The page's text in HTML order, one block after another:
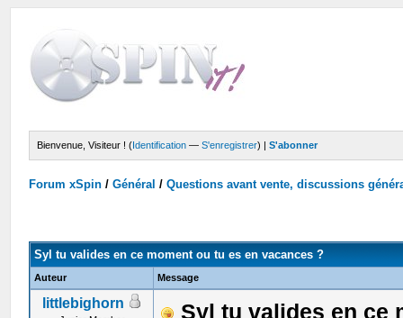
Bienvenue, Visiteur ! (Identification —S'enregistrer) |S'abonner
Forum xSpin /Général /Questions avant vente, discussions
Syl tu valides en ce moment ou tu es en vacances ?
Auteur Message
littlebighorn Syl tu valides en ce